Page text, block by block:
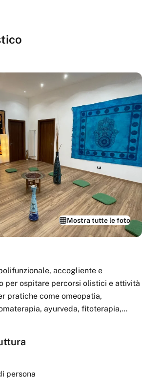
Mostra tutte le foto
accogliente e
per ospitare percorsi olistici e attività
pratiche come omeopatia,
ayurveda, fitoterapia,
equilibrio, concentrazione e
sua versatilità, la sala si presta anche
Luci modulabili, colori
persona